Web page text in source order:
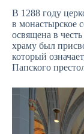
В 1288 году
в монастырское
освящена в
храму был
который
Папского